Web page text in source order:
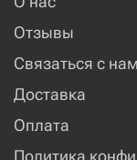
Отзывы
Связаться с
Доставка
Оплата
Политика